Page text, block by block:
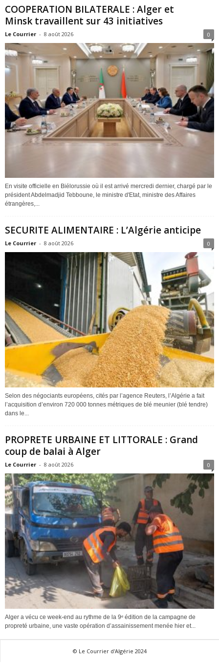
COOPERATION BILATERALE : Alger et
Minsk travaillent sur 43 initiatives
Le Courrier - 8 août 2026 0
En visite officielle en Biélorussie où il est arrivé mercredi dernier, chargé par le
président Abdelmadjid Tebboune, le ministre d'Etat, ministre des Affaires
étrangères,...
SECURITE ALIMENTAIRE : L’Algérie anticipe
Le Courrier - 8 août 2026 0
Selon des négociants européens, cités par l’agence Reuters, l’Algérie a fait
l’acquisition d’environ 720 000 tonnes métriques de blé meunier (blé tendre)
dans le...
PROPRETE URBAINE ET LITTORALE : Grand
coup de balai à Alger
Le Courrier - 8 août 2026 0
Alger a vécu ce week-end au rythme de la 9ᵉ édition de la campagne de
propreté urbaine, une vaste opération d’assainissement menée hier et...
© Le Courrier d'Algérie 2024